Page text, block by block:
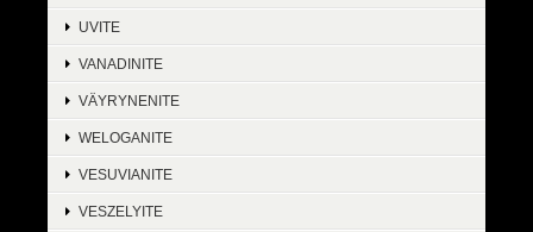
UVITE
VANADINITE
VÄYRYNENITE
WELOGANITE
VESUVIANITE
VESZELYITE